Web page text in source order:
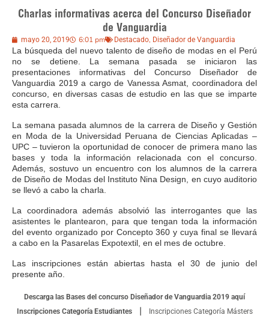
Charlas informativas acerca del Concurso Diseñador
de Vanguardia
mayo 20, 2019 6:01 pm Destacado, Diseñador de Vanguardia
La búsqueda del nuevo talento de diseño de modas en el Perú
no se detiene. La semana pasada se iniciaron las
presentaciones informativas del Concurso Diseñador de
Vanguardia 2019 a cargo de Vanessa Asmat, coordinadora del
concurso, en diversas casas de estudio en las que se imparte
esta carrera.
La semana pasada alumnos de la carrera de Diseño y Gestión
en Moda de la Universidad Peruana de Ciencias Aplicadas –
UPC – tuvieron la oportunidad de conocer de primera mano las
bases y toda la información relacionada con el concurso.
Además, sostuvo un encuentro con los alumnos de la carrera
de Diseño de Modas del Instituto Nina Design, en cuyo auditorio
se llevó a cabo la charla.
La coordinadora además absolvió las interrogantes que las
asistentes le plantearon, para que tengan toda la información
del evento organizado por Concepto 360 y cuya final se llevará
a cabo en la Pasarelas Expotextil, en el mes de octubre.
Las inscripciones están abiertas hasta el 30 de junio del
presente año.
Descarga las Bases del concurso Diseñador de Vanguardia 2019 aquí
Inscripciones Categoría Estudiantes| Inscripciones Categoría Másters